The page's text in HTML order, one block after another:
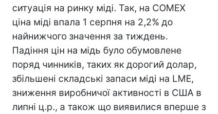
ситуація на ринку міді. Так, на COMEX
ціна міді впала 1 серпня на 2,2% до
найнижчого значення за тиждень.
Падіння цін на мідь було обумовлене
поряд чинників, таких як дорогий долар,
збільшені складські запаси міді на LME,
зниження виробничої активності в США в
липні ц.р., а також що виявилися вперше з